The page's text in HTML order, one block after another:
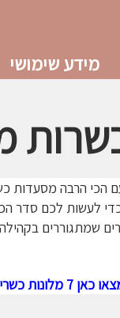
מידע שימושי
הכי הרבה
לכם רשימה עם 13 מסעדות כשרות
שמתגוררים
או מלונות מותאמים לשומרי שבת בניו ניו יורק